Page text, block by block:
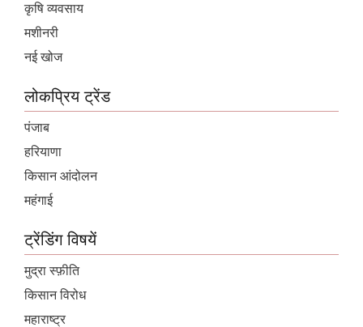
कृषि व्यवसाय
मशीनरी
नई खोज
लोकप्रिय ट्रेंड
पंजाब
हरियाणा
किसान आंदोलन
महंगाई
ट्रेंडिंग विषयें
मुद्रा स्फ़ीति
किसान विरोध
महाराष्ट्र